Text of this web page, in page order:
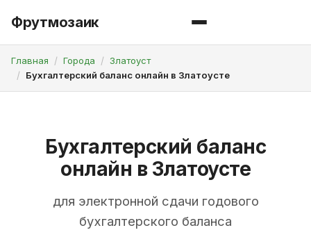
Фрутмозаик
Главная Города
Златоуст
Бухгалтерский баланс онлайн в Златоусте
Бухгалтерский баланс
онлайн в Златоусте
для электронной сдачи годового
бухгалтерского баланса